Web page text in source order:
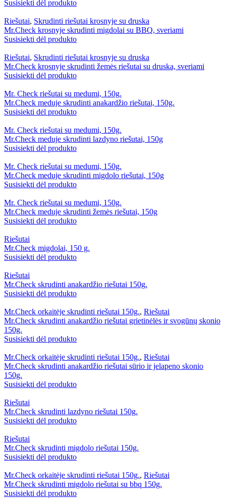
Susisiekti dėl produkto
Riešutai, Skrudinti riešutai krosnyje su druska
Mr.Check krosnyje skrudinti migdolai su BBQ, sveriami
Susisiekti dėl produkto
Riešutai, Skrudinti riešutai krosnyje su druska
Mr.Check krosnyje skrudinti žemės riešutai su druska, sveriami
Susisiekti dėl produkto
Mr. Check riešutai su medumi, 150g.
Mr.Check meduje skrudinti anakardžio riešutai, 150g.
Susisiekti dėl produkto
Mr. Check riešutai su medumi, 150g.
Mr.Check meduje skrudinti lazdyno riešutai, 150g
Susisiekti dėl produkto
Mr. Check riešutai su medumi, 150g.
Mr.Check meduje skrudinti migdolo riešutai, 150g
Susisiekti dėl produkto
Mr. Check riešutai su medumi, 150g.
Mr.Check meduje skrudinti žemės riešutai, 150g
Susisiekti dėl produkto
Riešutai
Mr.Check migdolai, 150 g.
Susisiekti dėl produkto
Riešutai
Mr.Check skrudinti anakardžio riešutai 150g.
Susisiekti dėl produkto
Mr.Check orkaitėje skrudinti riešutai 150g., Riešutai
Mr.Check skrudinti anakardžio riešutai grietinėlės ir svogūnų skonio
150g.
Susisiekti dėl produkto
Mr.Check orkaitėje skrudinti riešutai 150g., Riešutai
Mr.Check skrudinti anakardžio riešutai sūrio ir jelapeno skonio
150g.
Susisiekti dėl produkto
Riešutai
Mr.Check skrudinti lazdyno riešutai 150g.
Susisiekti dėl produkto
Riešutai
Mr.Check skrudinti migdolo riešutai 150g.
Susisiekti dėl produkto
Mr.Check orkaitėje skrudinti riešutai 150g., Riešutai
Mr.Check skrudinti migdolo riešutai su bbq 150g.
Susisiekti dėl produkto